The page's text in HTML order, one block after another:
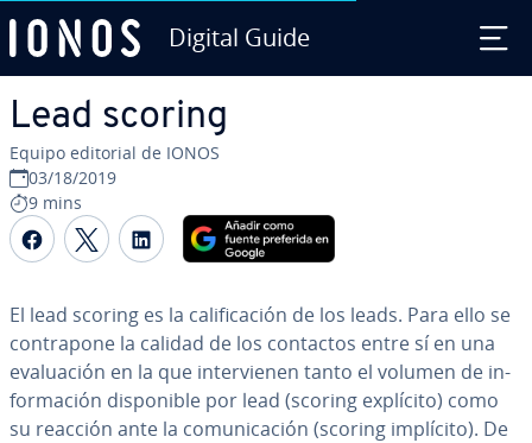
Digital Guide
Lead scoring
Equipo editorial de IONOS
03/18/2019
9 mins
Compartir Facebook
Compartir Twitter
Compartir LinkedIn
El lead scoring es la ca­li­fi­ca­ción de los leads. Para ello se
co­n­tra­po­ne la calidad de los contactos entre sí en una
eva­lua­ción en la que in­te­r­vie­nen tanto el volumen de in­
fo­r­ma­ción di­s­po­ni­ble por lead (scoring explícito) como
su reacción ante la co­mu­ni­ca­ción (scoring implícito). De